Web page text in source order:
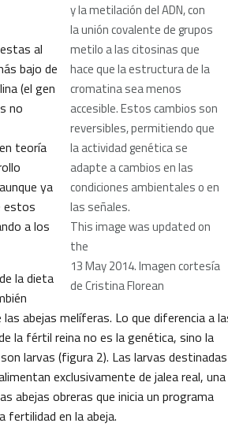
y la metilación del ADN, con
la unión covalente de grupos
metilo a las citosinas que
hace que la estructura de la
cromatina sea menos
accesible. Estos cambios son
reversibles, permitiendo que
la actividad genética se
adapte a cambios en las
condiciones ambientales o en
las señales.
This image was updated on
the
13 May 2014. Imagen cortesía
de Cristina Florean
al
bajo de
(el gen
no
teoría
ya
estos
a los
la dieta
abejas melíferas. Lo que diferencia a
la fértil reina no es la genética, sino la
larvas (figura 2). Las larvas
exclusivamente de jalea real, una
abejas obreras que inicia un programa
fertilidad en la abeja.